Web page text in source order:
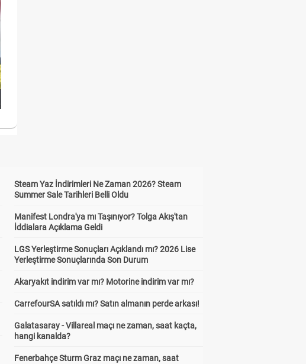
Steam Yaz İndirimleri Ne Zaman 2026? Steam
Summer Sale Tarihleri Belli Oldu
Manifest Londra'ya mı Taşınıyor? Tolga Akış'tan
İddialara Açıklama Geldi
LGS Yerleştirme Sonuçları Açıklandı mı? 2026 Lise
Yerleştirme Sonuçlarında Son Durum
Akaryakıt indirim var mı? Motorine indirim var mı?
CarrefourSA satıldı mı? Satın almanın perde arkası!
Galatasaray - Villareal maçı ne zaman, saat kaçta,
hangi kanalda?
Fenerbahçe Sturm Graz maçı ne zaman, saat